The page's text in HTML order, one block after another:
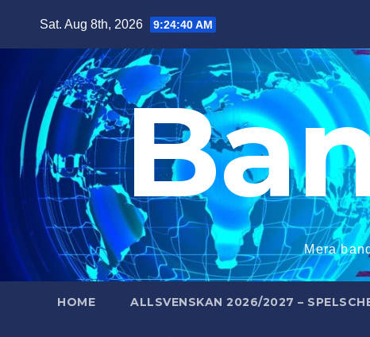
Sat. Aug 8th, 2026 9:24:41 AM
Mera
HOME ALLSVENSKAN 2026/2027 –